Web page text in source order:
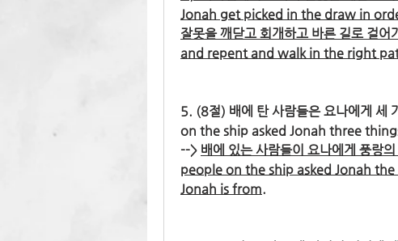
Jonah get picked in the draw in
잘못을 깨닫고 회개하고 바른 길로 걸
and repent and walk in the right
5. (8절) 배에 탄 사람들은 요나에게 세
on the ship asked Jonah three
--> 배에 있는 사람들이 요나에게 풍랑
people on the ship asked Jonah
Jonah is from.